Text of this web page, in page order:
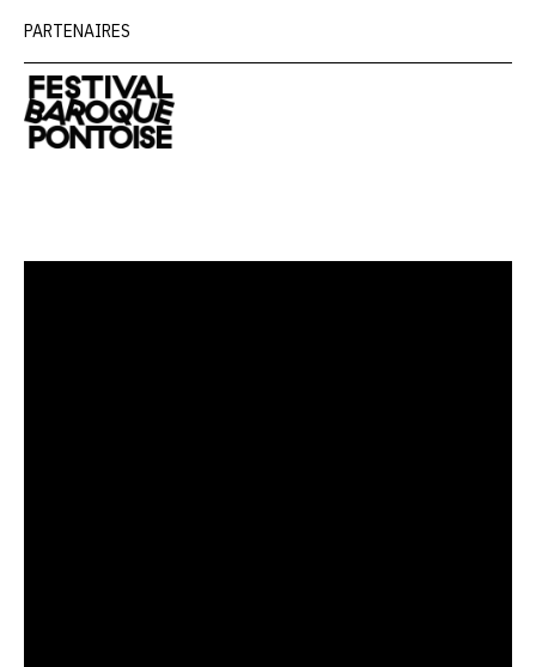
PARTENAIRES